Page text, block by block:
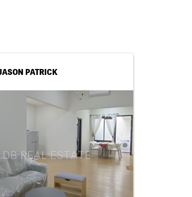
PATRICK